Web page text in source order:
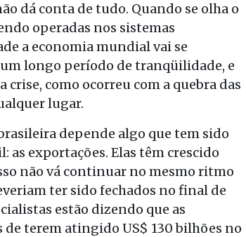
dá conta de tudo. Quando se olha o
operadas nos sistemas
a economia mundial vai se
longo período de tranqüilidade, e
como ocorreu com a quebra das
lugar.
depende algo que tem sido
exportações. Elas têm crescido
não vá continuar no mesmo ritmo
ter sido fechados no final de
estão dizendo que as
de terem atingido US$ 130 bilhões no